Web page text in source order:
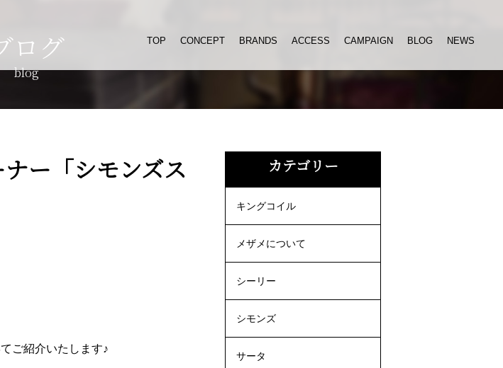
TOP CONCEPT BRANDS ACCESS CAMPAIGN BLOG NEWS
ログ
blog
ー「シモンズス
ご紹介いたします♪
カテゴリー
キングコイル
メザメについて
シーリー
シモンズ
サータ